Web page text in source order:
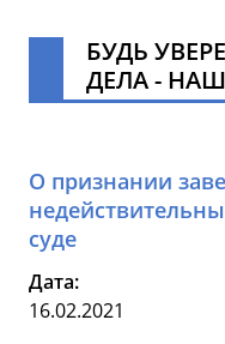
БУДЬ
ДЕЛА -
О признании
суде
Дата:
16.02.2021